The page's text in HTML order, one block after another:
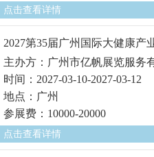
点击查看详情
2027第35届广州国际大健康产
主办方：广州市亿帆展览服务
时间：2027-03-10-2027-03-12
地点：广州
参展费：10000-20000
点击查看详情